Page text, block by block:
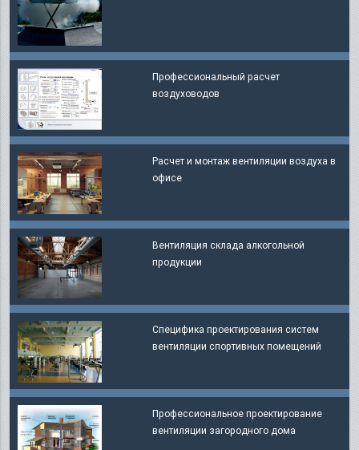
Профессиональный расчет
воздуховодов
Расчет и монтаж вентиляции воздуха в
офисе
Вентиляция склада алкогольной
продукции
Специфика проектирования систем
вентиляции спортивных помещений
Профессиональное проектирование
вентиляции загородного дома